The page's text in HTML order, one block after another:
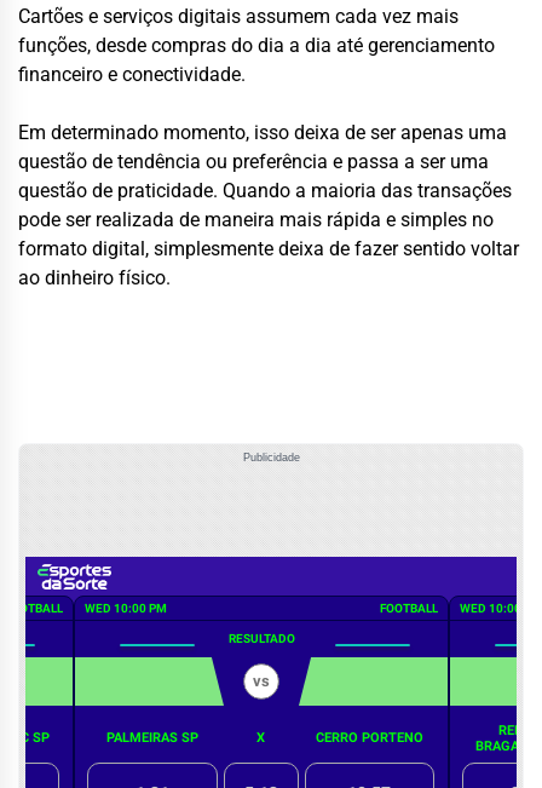
Cartões e serviços digitais assumem cada vez mais
funções, desde compras do dia a dia até gerenciamento
financeiro e conectividade.
Em determinado momento, isso deixa de ser apenas uma
questão de tendência ou preferência e passa a ser uma
questão de praticidade. Quando a maioria das transações
pode ser realizada de maneira mais rápida e simples no
formato digital, simplesmente deixa de fazer sentido voltar
ao dinheiro físico.
Publicidade